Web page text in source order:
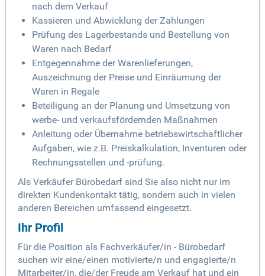
nach dem Verkauf
Kassieren und Abwicklung der Zahlungen
Prüfung des Lagerbestands und Bestellung von
Waren nach Bedarf
Entgegennahme der Warenlieferungen,
Auszeichnung der Preise und Einräumung der
Waren in Regale
Beteiligung an der Planung und Umsetzung von
werbe- und verkaufsfördernden Maßnahmen
Anleitung oder Übernahme betriebswirtschaftlicher
Aufgaben, wie z.B. Preiskalkulation, Inventuren oder
Rechnungsstellen und -prüfung.
Als Verkäufer Bürobedarf sind Sie also nicht nur im
direkten Kundenkontakt tätig, sondern auch in vielen
anderen Bereichen umfassend eingesetzt.
Ihr Profil
Für die Position als Fachverkäufer/in - Bürobedarf
suchen wir eine/einen motivierte/n und engagierte/n
Mitarbeiter/in, die/der Freude am Verkauf hat und ein